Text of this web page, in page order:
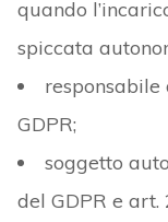
quando
spiccata
GDPR;
soggetto
del GDPR e